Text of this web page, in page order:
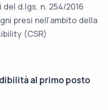
d.lgs. n. 254/2016
presi nell’ambito della
(CSR)
al primo posto